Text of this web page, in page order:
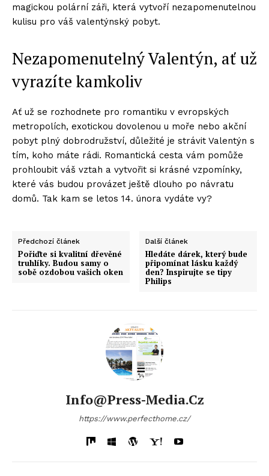
magickou polární záři, která vytvoří nezapomenutelnou
kulisu pro váš valentýnský pobyt.
Nezapomenutelný Valentýn, ať už
vyrazíte kamkoliv
Ať už se rozhodnete pro romantiku v evropských
metropolích, exotickou dovolenou u moře nebo akční
pobyt plný dobrodružství, důležité je strávit Valentýn s
tím, koho máte rádi. Romantická cesta vám pomůže
prohloubit váš vztah a vytvořit si krásné vzpomínky,
které vás budou provázet ještě dlouho po návratu
domů. Tak kam se letos 14. února vydáte vy?
Předchozí článek
Pořiďte si kvalitní dřevěné
truhlíky. Budou samy o
sobě ozdobou vašich oken
Další článek
Hledáte dárek, který bude
připomínat lásku každý
den? Inspirujte se tipy
Philips
Info@press-Media.cz
https://www.perfecthome.cz/